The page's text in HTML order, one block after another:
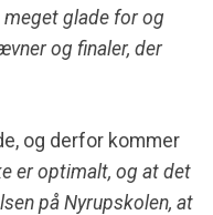
glade for og
og finaler, der
og derfor kommer
er optimalt, og at det
på Nyrupskolen, at